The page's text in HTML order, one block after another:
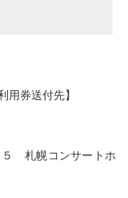
用券送付先】
札幌コンサートホ